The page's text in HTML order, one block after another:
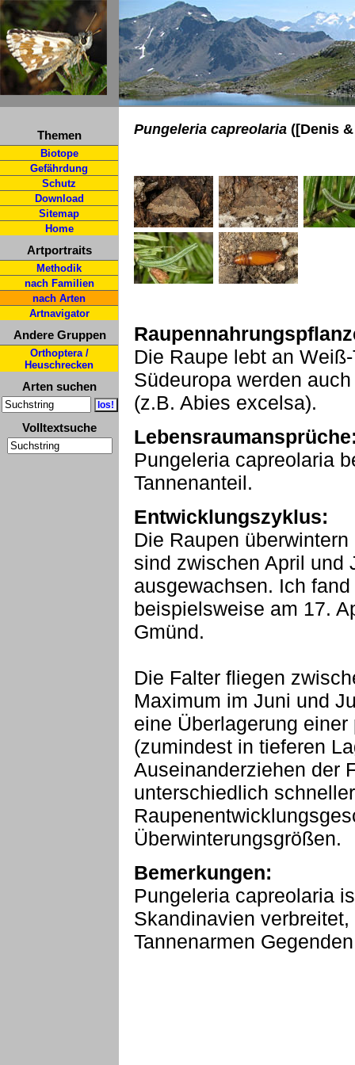
Themen
Biotope
Gefährdung
Schutz
Download
Sitemap
Home
Artportraits
Methodik
nach Familien
nach Arten
Artnavigator
Andere Gruppen
Orthoptera /
Heuschrecken
Arten suchen
Volltextsuche
Pungeleria capreolaria ([Denis
Die Raupe lebt an
Südeuropa werden
(z.B. Abies excelsa).
Pungeleria capreolaria
Tannenanteil.
Entwicklungszyklus:
Die Raupen
sind zwischen April und
ausgewachsen. Ich
beispielsweise am 17.
Gmünd.
Die Falter fliegen
Maximum im Juni und
eine Überlagerung
(zumindest in tieferen
Auseinanderziehen der
unterschiedlich schneller
Überwinterungsgrößen.
Bemerkungen:
Pungeleria capreolaria
Skandinavien
Tannenarmen